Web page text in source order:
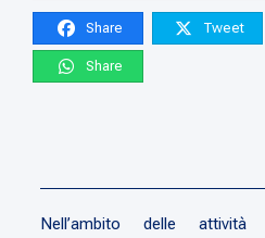
Share Tweet
Share
Nell’ambito delle